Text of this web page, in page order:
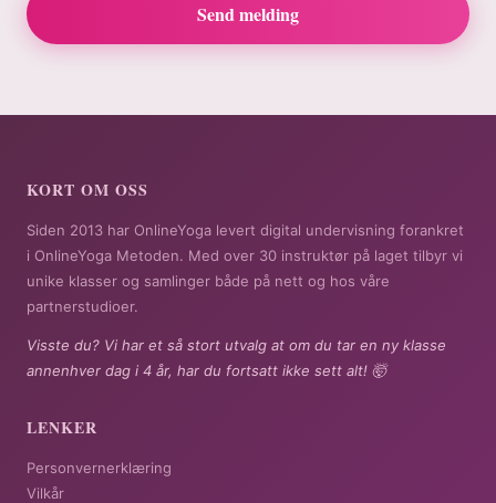
Send melding
KORT OM OSS
Siden 2013 har OnlineYoga levert digital undervisning forankret
i OnlineYoga Metoden. Med over 30 instruktør på laget tilbyr vi
unike klasser og samlinger både på nett og hos våre
partnerstudioer.
Visste du? Vi har et så stort utvalg at om du tar en ny klasse
annenhver dag i 4 år, har du fortsatt ikke sett alt! 🤯
LENKER
Personvernerklæring
Vilkår